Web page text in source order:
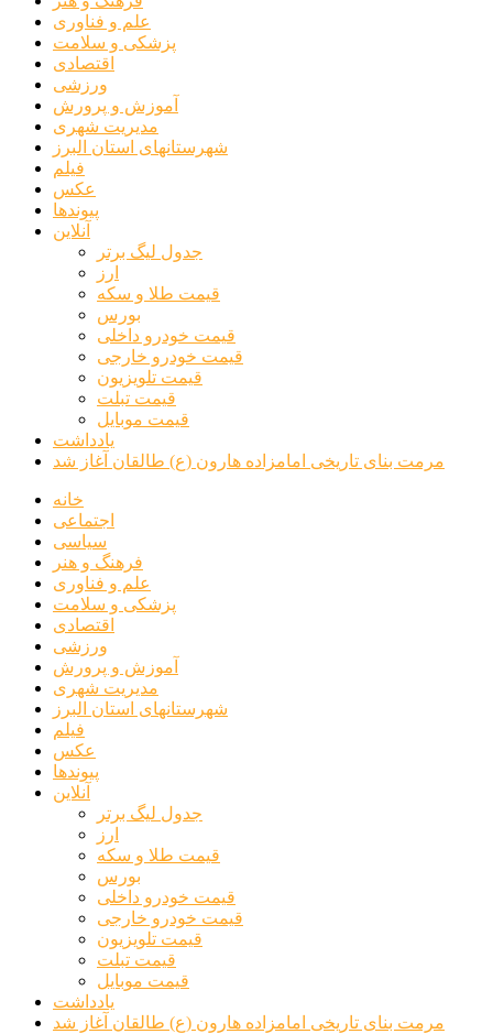
علم و فناوری
پزشکی و سلامت
اقتصادی
ورزشی
آموزش و پرورش
مدیریت شهری
شهرستانهای استان البرز
فیلم
عکس
پیوندها
آنلاین
جدول لیگ برتر
ارز
قیمت طلا و سکه
بورس
قیمت خودرو داخلی
قیمت خودرو خارجی
قیمت تلویزیون
قیمت تبلت
قیمت موبایل
یادداشت
مرمت بنای تاریخی امامزاده هارون (ع) طالقان آغاز شد
خانه
اجتماعی
سیاسی
فرهنگ و هنر
علم و فناوری
پزشکی و سلامت
اقتصادی
ورزشی
آموزش و پرورش
مدیریت شهری
شهرستانهای استان البرز
فیلم
عکس
پیوندها
آنلاین
جدول لیگ برتر
ارز
قیمت طلا و سکه
بورس
قیمت خودرو داخلی
قیمت خودرو خارجی
قیمت تلویزیون
قیمت تبلت
قیمت موبایل
یادداشت
مرمت بنای تاریخی امامزاده هارون (ع) طالقان آغاز شد